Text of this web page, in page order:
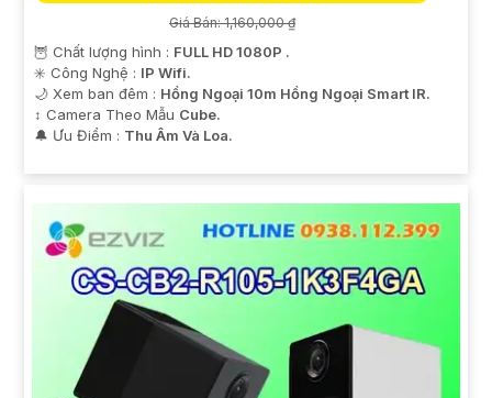
Giá Bán: 1,160,000 ₫
🦉 Chất lượng hình : FULL HD 1080P .
✳️ Công Nghệ : IP Wifi.
🌙 Xem ban đêm : Hồng Ngoại 10m Hồng Ngoại Smart IR.
↕️ Camera Theo Mẫu Cube.
️🔔 Ưu Điểm : Thu Âm Và Loa.